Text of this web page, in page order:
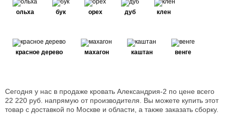
ольха бук орех дуб клен
красное дерево махагон каштан венге
Сегодня у нас в продаже кровать Александрия-2 по цене всего
22 220 руб. напрямую от производителя. Вы можете купить этот
товар с доставкой по Москве и области, а также заказать сборку.